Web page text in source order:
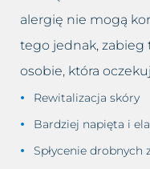
alergię nie mogą
tego jednak, zabieg
osobie, która
Rewitalizacja skóry
Bardziej napięta i
Spłycenie drobnych